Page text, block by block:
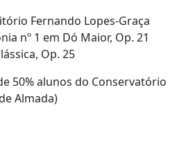
Fernando Lopes-Graça
nº 1 em Dó Maior, Op. 21
Op. 25
50% alunos do Conservatório
Almada)